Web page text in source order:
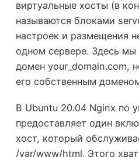
виртуальные хосты (в
называются блоками
настроек и размещения
одном сервере. Здесь
домен your_domain.com,
его собственным
В Ubuntu 20.04 Nginx по
предоставляет один
хост, который
/var/www/html. Этого